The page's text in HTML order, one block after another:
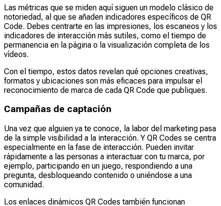
Las métricas que se miden aquí siguen un modelo clásico de
notoriedad, al que se añaden indicadores específicos de QR
Code. Debes centrarte en las impresiones, los escaneos y los
indicadores de interacción más sutiles, como el tiempo de
permanencia en la página o la visualización completa de los
vídeos.
Con el tiempo, estos datos revelan qué opciones creativas,
formatos y ubicaciones son más eficaces para impulsar el
reconocimiento de marca de cada QR Code que publiques.
Campañas de captación
Una vez que alguien ya te conoce, la labor del marketing pasa
de la simple visibilidad a la interacción. Y QR Codes se centra
especialmente en la fase de interacción. Pueden invitar
rápidamente a las personas a interactuar con tu marca, por
ejemplo, participando en un juego, respondiendo a una
pregunta, desbloqueando contenido o uniéndose a una
comunidad.
Los enlaces dinámicos QR Codes también funcionan